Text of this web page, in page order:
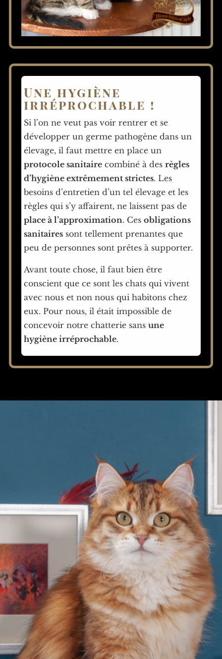
Une hygiène
irréprochable !
Si l’on ne veut pas voir rentrer et se
développer un germe pathogène dans un
élevage, il faut mettre en place un
protocole sanitairecombiné à des règles
d’hygiène extrêmement strictes. Les
besoins d’entretien d’un tel élevage et les
règles qui s’y affairent, ne laissent pas de
place à l’approximation. Ces obligations
sanitairessont tellement prenantes que
peu de personnes sont prêtes à supporter.
Avant toute chose, il faut bien être
conscient que ce sont les chats qui vivent
avec nous et non nous qui habitons chez
eux. Pour nous, il était impossible de
concevoir notre chatterie sans une
hygiène irréprochable.